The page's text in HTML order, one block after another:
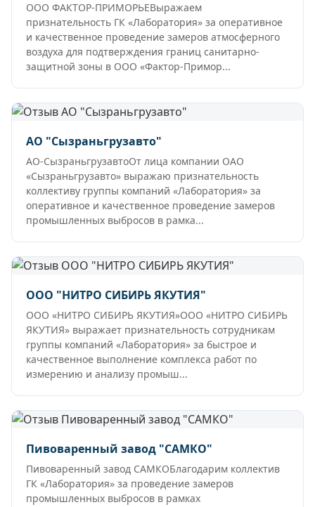
ООО ФАКТОР-ПРИМОРЬЕВыражаем
признательность ГК «Лаборатория» за оперативное
и качественное проведение замеров атмосферного
воздуха для подтверждения границ санитарно-
защитной зоны в ООО «Фактор-Примор...
АО "Сызраньгрузавто"
АО-СызраньгрузавтоОт лица компании ОАО
«Сызраньгрузавто» выражаю признательность
коллективу группы компаний «Лаборатория» за
оперативное и качественное проведение замеров
промышленных выбросов в рамка...
ООО "НИТРО СИБИРЬ ЯКУТИЯ"
ООО «НИТРО СИБИРЬ ЯКУТИЯ»ООО «НИТРО СИБИРЬ
ЯКУТИЯ» выражает признательность сотрудникам
группы компаний «Лаборатория» за быстрое и
качественное выполнение комплекса работ по
измерению и анализу промыш...
Пивоваренный завод "САМКО"
Пивоваренный завод САМКОБлагодарим коллектив
ГК «Лаборатория» за проведение замеров
промышленных выбросов в рамках